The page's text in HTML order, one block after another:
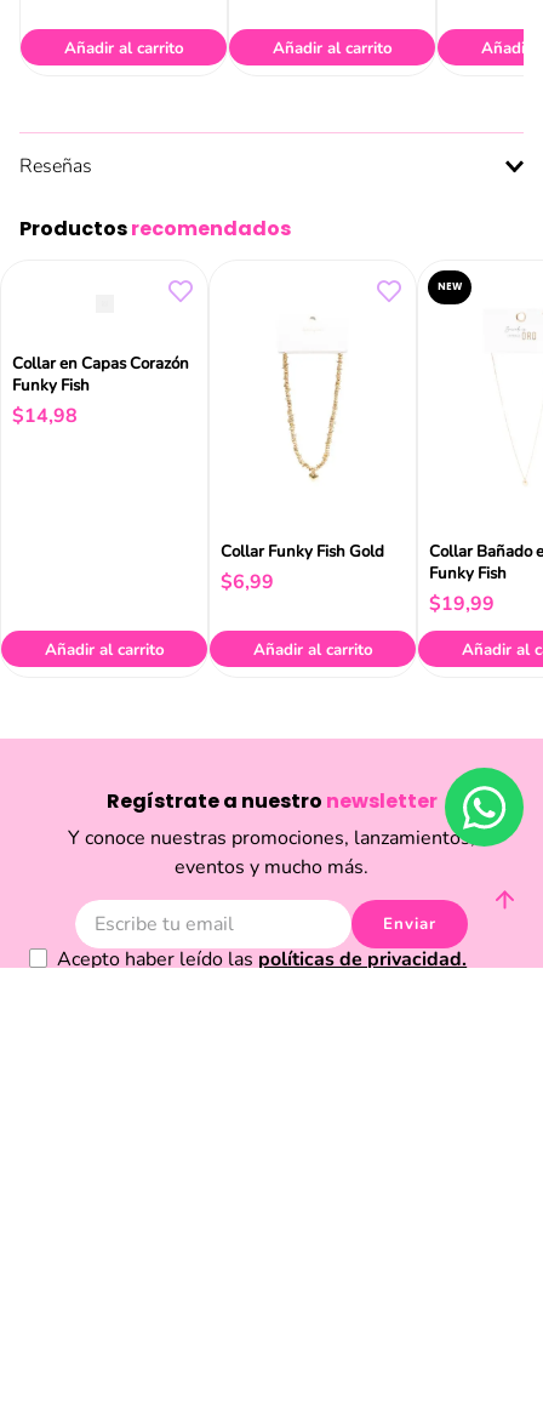
Añadir al carrito Añadir al carrito Añadir
Reseñas
Productosrecomendados
Collar en Capas Corazón
Funky Fish
$14,98
Añadir al carrito
Collar Funky Fish Gold
$6,99
Añadir al carrito
NEW
Collar Bañado
Funky Fish
$19,99
Añadir al
Regístrate a nuestro newsletter
Y conoce nuestras promociones, lanzamientos,
eventos y mucho más.
Enviar
Acepto haber leído las políticas de privacidad.